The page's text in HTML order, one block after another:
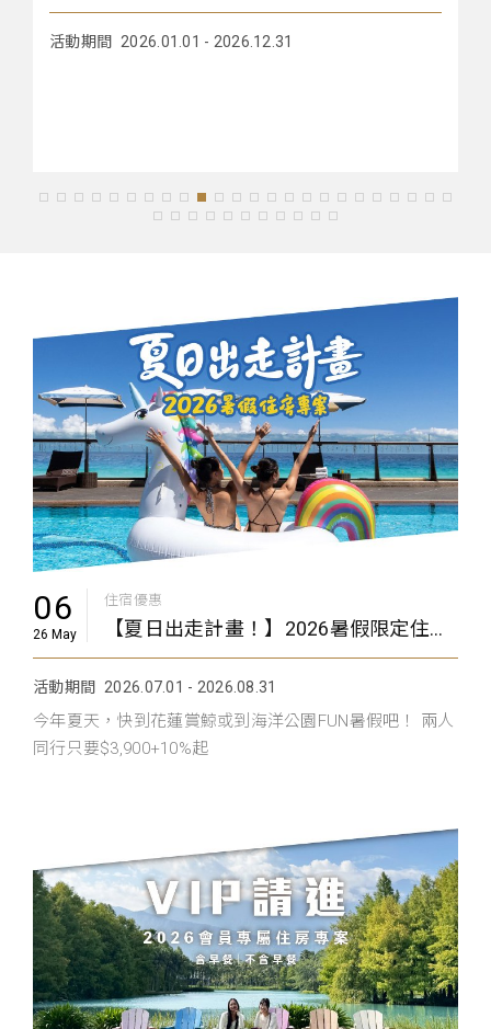
活動期間 2026.07.06 -
活動期間 2026.07.01 - 2026.08.31
活動期間 2026.03.31 - 2027.03.31
活動期間 2026.03.25 -
活動期間 2026.03.15 - 2026.12.31
活動期間 2026.01.01 - 2026.12.31
活動期間 2026.01.01 - 2027.01.15
活動期間 2026.01.01 - 2026.12.31
活動期間 2026.01.01 - 2026.12.31
活動期間 2026.01.01 - 2026.12.31
活動期間 2026.02.04 - 2026.12.31
活動期間 2025.09.15 -
永續消費做公益
活動期間 2025.06.13 -
活動期間 2025.02.27 -
活動期間 2021.01.20 -
06
26 May
住宿優惠
【夏日出走計畫！】2026暑假限定住房專案
活動期間 2026.07.01 - 2026.08.31
今年夏天，快到花蓮賞鯨或到海洋公園FUN暑假吧！ 兩人
同行只要$3,900+10%起